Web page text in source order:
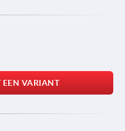
EEN VARIANT